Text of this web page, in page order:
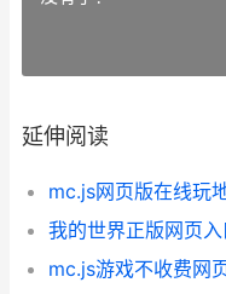
延伸阅读
我的世界正版网页